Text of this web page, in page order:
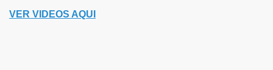
VER VIDEOS AQUI